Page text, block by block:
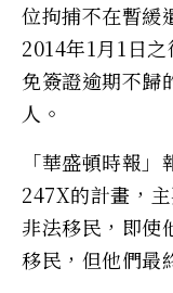
位拘捕不在暫緩
2014年1月1日
免簽證逾期不歸
人。
「華盛頓時報
247X的計畫，
非法移民，即使
移民，但他們最